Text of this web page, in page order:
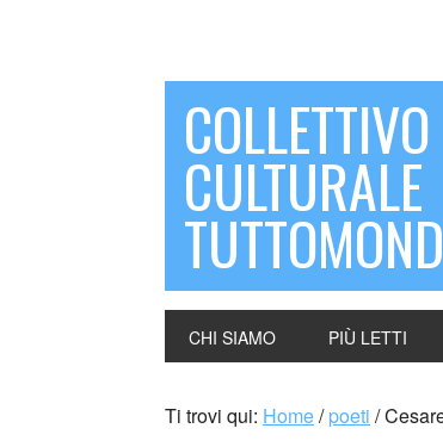
COLLETTIVO
CULTURALE
CHI SIAMO PIÙ LETTI
Ti trovi qui: Home/ poeti /